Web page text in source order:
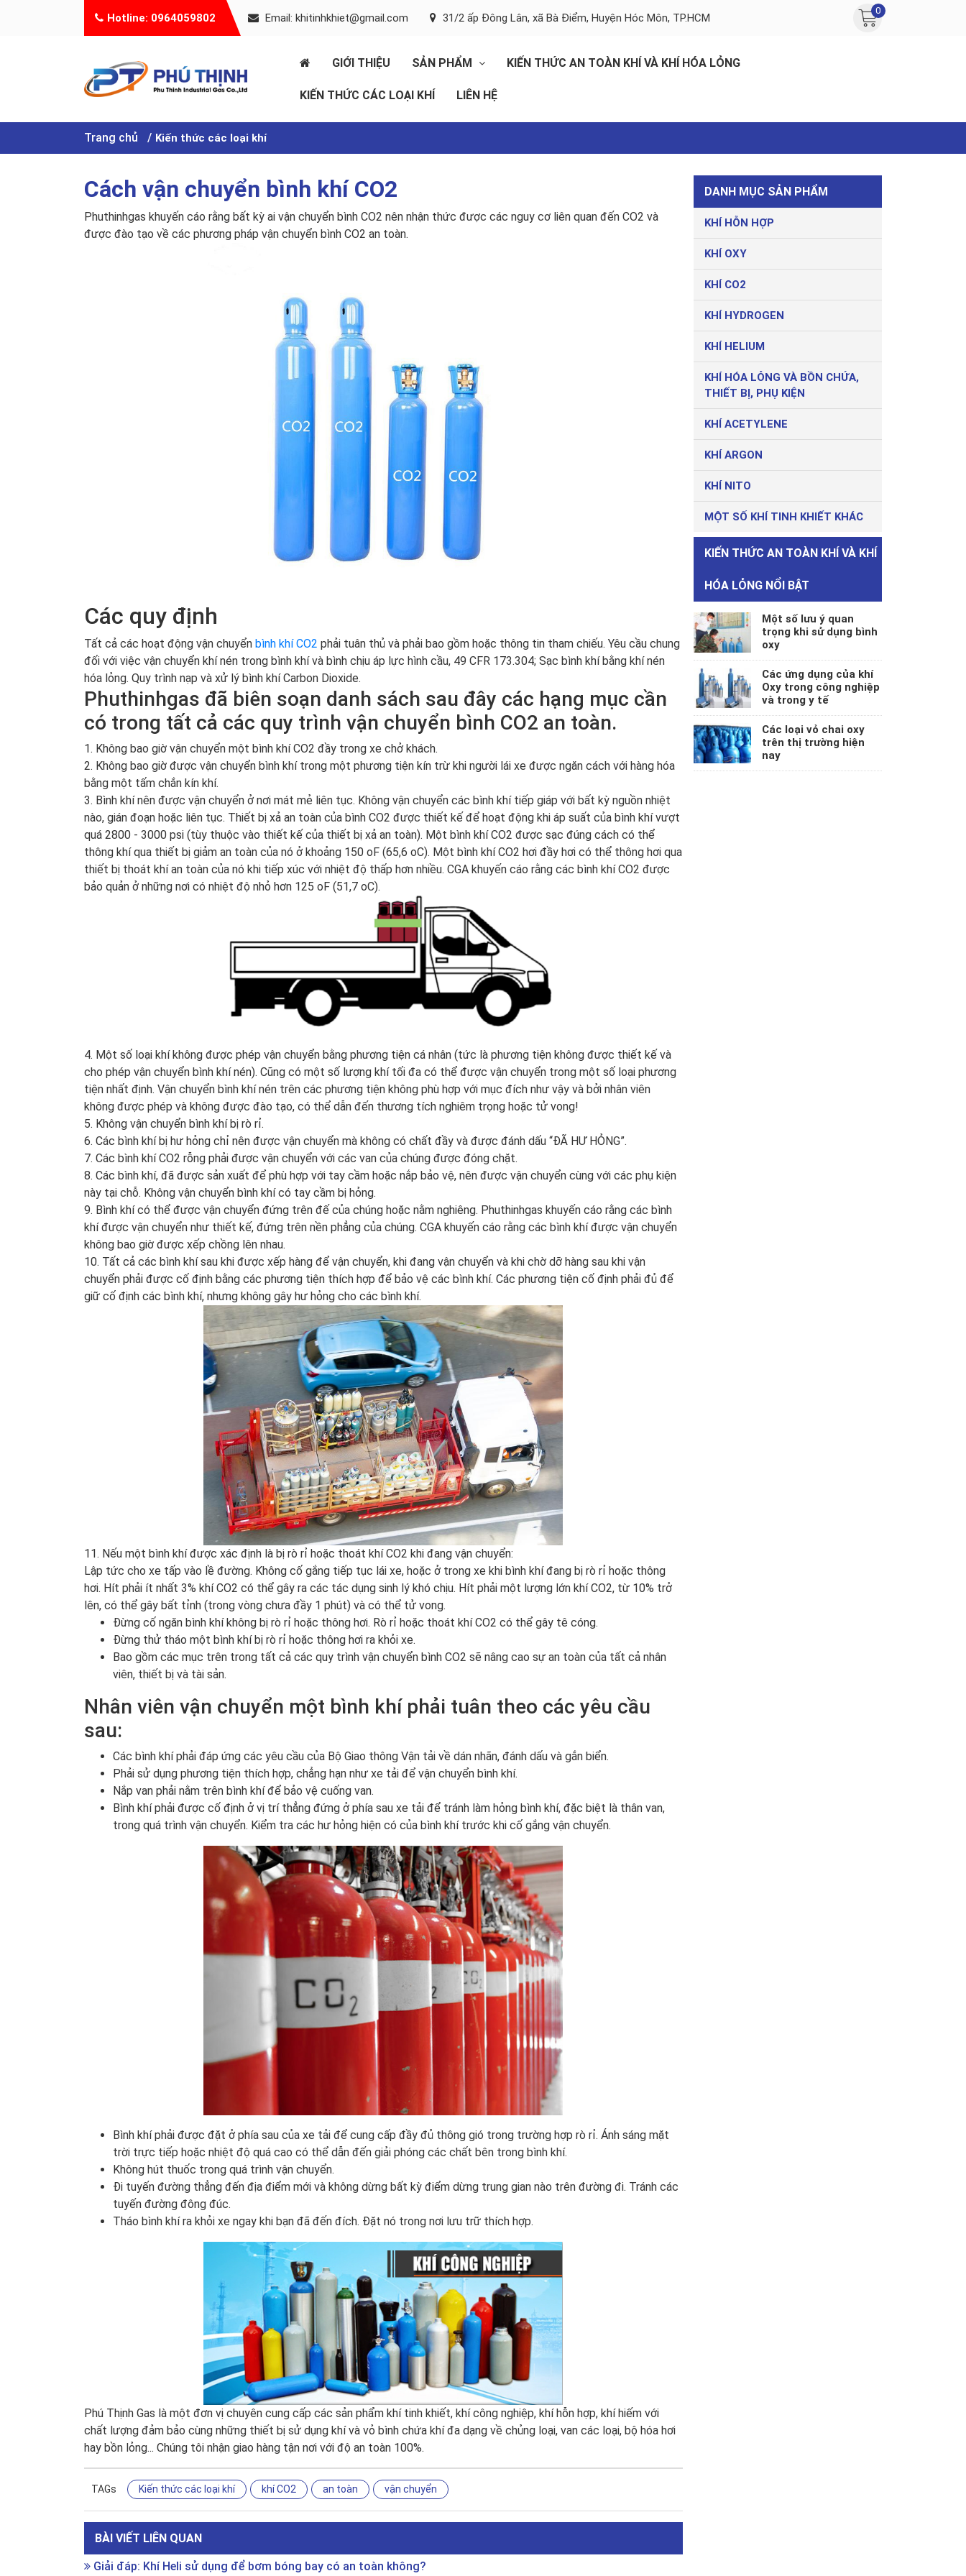
Hotline: 0964059802 Email: khitinhkhiet@gmail.com 31/2 ấp Đông Lân, xã Bà Điểm, Huyện Hóc Môn, TP.HCM
0
GIỚI THIỆU SẢN PHẨM KIẾN THỨC AN TOÀN KHÍ VÀ KHÍ HÓA LỎNG
KIẾN THỨC CÁC LOẠI KHÍ LIÊN HỆ
Trang chủ Kiến thức các loại khí
Cách vận chuyển bình khí CO2
Phuthinhgas khuyến cáo rằng bất kỳ ai vận chuyển bình CO2 nên nhận thức được các nguy cơ liên quan đến CO2 và
được đào tạo về các phương pháp vận chuyển bình CO2 an toàn.
Các quy định
Tất cả các hoạt động vận chuyển bình khí CO2 phải tuân thủ và phải bao gồm hoặc thông tin tham chiếu. Yêu cầu chung
đối với việc vận chuyển khí nén trong bình khí và bình chịu áp lực hình cầu, 49 CFR 173.304; Sạc bình khí bằng khí nén
hóa lỏng. Quy trình nạp và xử lý bình khí Carbon Dioxide.
Phuthinhgas đã biên soạn danh sách sau đây các hạng mục cần
có trong tất cả các quy trình vận chuyển bình CO2 an toàn.
1. Không bao giờ vận chuyển một bình khí CO2 đầy trong xe chở khách.
2. Không bao giờ được vận chuyển bình khí trong một phương tiện kín trừ khi người lái xe được ngăn cách với hàng hóa
bằng một tấm chắn kín khí.
3. Bình khí nên được vận chuyển ở nơi mát mẻ liên tục. Không vận chuyển các bình khí tiếp giáp với bất kỳ nguồn nhiệt
nào, gián đoạn hoặc liên tục. Thiết bị xả an toàn của bình CO2 được thiết kế để hoạt động khi áp suất của bình khí vượt
quá 2800 - 3000 psi (tùy thuộc vào thiết kế của thiết bị xả an toàn). Một bình khí CO2 được sạc đúng cách có thể
thông khí qua thiết bị giảm an toàn của nó ở khoảng 150 oF (65,6 oC). Một bình khí CO2 hơi đầy hơi có thể thông hơi qua
thiết bị thoát khí an toàn của nó khi tiếp xúc với nhiệt độ thấp hơn nhiều. CGA khuyến cáo rằng các bình khí CO2 được
bảo quản ở những nơi có nhiệt độ nhỏ hơn 125 oF (51,7 oC).
4. Một số loại khí không được phép vận chuyển bằng phương tiện cá nhân (tức là phương tiện không được thiết kế và
cho phép vận chuyển bình khí nén). Cũng có một số lượng khí tối đa có thể được vận chuyển trong một số loại phương
tiện nhất định. Vận chuyển bình khí nén trên các phương tiện không phù hợp với mục đích như vậy và bởi nhân viên
không được phép và không được đào tạo, có thể dẫn đến thương tích nghiêm trọng hoặc tử vong!
5. Không vận chuyển bình khí bị rò rỉ.
6. Các bình khí bị hư hỏng chỉ nên được vận chuyển mà không có chất đầy và được đánh dấu “ĐÃ HƯ HỎNG”.
7. Các bình khí CO2 rỗng phải được vận chuyển với các van của chúng được đóng chặt.
8. Các bình khí, đã được sản xuất để phù hợp với tay cầm hoặc nắp bảo vệ, nên được vận chuyển cùng với các phụ kiện
này tại chỗ. Không vận chuyển bình khí có tay cầm bị hỏng.
9. Bình khí có thể được vận chuyển đứng trên đế của chúng hoặc nằm nghiêng. Phuthinhgas khuyến cáo rằng các bình
khí được vận chuyển như thiết kế, đứng trên nền phẳng của chúng. CGA khuyến cáo rằng các bình khí được vận chuyển
không bao giờ được xếp chồng lên nhau.
10. Tất cả các bình khí sau khi được xếp hàng để vận chuyển, khi đang vận chuyển và khi chờ dỡ hàng sau khi vận
chuyển phải được cố định bằng các phương tiện thích hợp để bảo vệ các bình khí. Các phương tiện cố định phải đủ để
giữ cố định các bình khí, nhưng không gây hư hỏng cho các bình khí.
11. Nếu một bình khí được xác định là bị rò rỉ hoặc thoát khí CO2 khi đang vận chuyển:
Lập tức cho xe tấp vào lề đường. Không cố gắng tiếp tục lái xe, hoặc ở trong xe khi bình khí đang bị rò rỉ hoặc thông
hơi. Hít phải ít nhất 3% khí CO2 có thể gây ra các tác dụng sinh lý khó chịu. Hít phải một lượng lớn khí CO2, từ 10% trở
lên, có thể gây bất tỉnh (trong vòng chưa đầy 1 phút) và có thể tử vong.
Đừng cố ngăn bình khí không bị rò rỉ hoặc thông hơi. Rò rỉ hoặc thoát khí CO2 có thể gây tê cóng.
Đừng thử tháo một bình khí bị rò rỉ hoặc thông hơi ra khỏi xe.
Bao gồm các mục trên trong tất cả các quy trình vận chuyển bình CO2 sẽ nâng cao sự an toàn của tất cả nhân
viên, thiết bị và tài sản.
Nhân viên vận chuyển một bình khí phải tuân theo các yêu cầu
sau:
Các bình khí phải đáp ứng các yêu cầu của Bộ Giao thông Vận tải về dán nhãn, đánh dấu và gắn biển.
Phải sử dụng phương tiện thích hợp, chẳng hạn như xe tải để vận chuyển bình khí.
Nắp van phải nằm trên bình khí để bảo vệ cuống van.
Bình khí phải được cố định ở vị trí thẳng đứng ở phía sau xe tải để tránh làm hỏng bình khí, đặc biệt là thân van,
trong quá trình vận chuyển. Kiểm tra các hư hỏng hiện có của bình khí trước khi cố gắng vận chuyển.
Bình khí phải được đặt ở phía sau của xe tải để cung cấp đầy đủ thông gió trong trường hợp rò rỉ. Ánh sáng mặt
trời trực tiếp hoặc nhiệt độ quá cao có thể dẫn đến giải phóng các chất bên trong bình khí.
Không hút thuốc trong quá trình vận chuyển.
Đi tuyến đường thẳng đến địa điểm mới và không dừng bất kỳ điểm dừng trung gian nào trên đường đi. Tránh các
tuyến đường đông đúc.
Tháo bình khí ra khỏi xe ngay khi bạn đã đến đích. Đặt nó trong nơi lưu trữ thích hợp.
Phú Thịnh Gas là một đơn vị chuyên cung cấp các sản phẩm khí tinh khiết, khí công nghiệp, khí hỗn hợp, khí hiếm với
chất lượng đảm bảo cùng những thiết bị sử dụng khí và vỏ bình chứa khí đa dạng về chủng loại, van các loại, bộ hóa hơi
hay bồn lỏng... Chúng tôi nhận giao hàng tận nơi với độ an toàn 100%.
TAGs Kiến thức các loại khí khí CO2 an toàn vận chuyển
BÀI VIẾT LIÊN QUAN
Giải đáp: Khí Heli sử dụng để bơm bóng bay có an toàn không?
DANH MỤC SẢN PHẨM
KHÍ HỖN HỢP
KHÍ OXY
KHÍ CO2
KHÍ HYDROGEN
KHÍ HELIUM
KHÍ HÓA LỎNG VÀ BỒN CHỨA,
THIẾT BỊ, PHỤ KIỆN
KHÍ ACETYLENE
KHÍ ARGON
KHÍ NITO
MỘT SỐ KHÍ TINH KHIẾT KHÁC
KIẾN THỨC AN TOÀN KHÍ VÀ KHÍ
HÓA LỎNG NỔI BẬT
Một số lưu ý quan
trọng khi sử dụng bình
oxy
Các ứng dụng của khí
Oxy trong công nghiệp
và trong y tế
Các loại vỏ chai oxy
trên thị trường hiện
nay